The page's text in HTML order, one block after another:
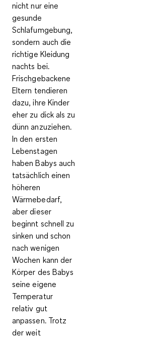
nicht nur eine
gesunde
Schlafumgebung,
sondern auch die
richtige Kleidung
nachts bei.
Frischgebackene
Eltern tendieren
dazu, ihre Kinder
eher zu dick als zu
dünn anzuziehen.
In den ersten
Lebenstagen
haben Babys auch
tatsächlich einen
höheren
Wärmebedarf,
aber dieser
beginnt schnell zu
sinken und schon
nach wenigen
Wochen kann der
Körper des Babys
seine eigene
Temperatur
relativ gut
anpassen. Trotz
der weit